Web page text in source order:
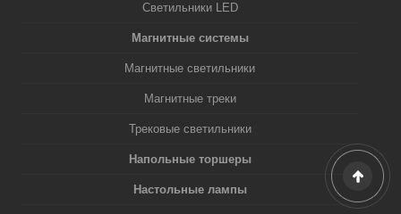
Светильники LED
Магнитные системы
Магнитные светильники
Магнитные треки
Трековые светильники
Напольные торшеры
Настольные лампы